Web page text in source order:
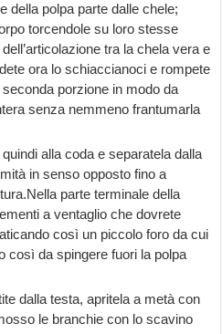
della polpa parte dalle chele;
torcendole su loro stesse
tra la chela vera e
ora lo schiaccianoci e rompete
porzione in modo da
senza nemmeno frantumarla
alla coda e separatela dalla
in senso opposto fino a
parte terminale della
a ventaglio che dovrete
così un piccolo foro da cui
così da spingere fuori la polpa
dalla testa, apritela a metà con
le branchie con lo scavino